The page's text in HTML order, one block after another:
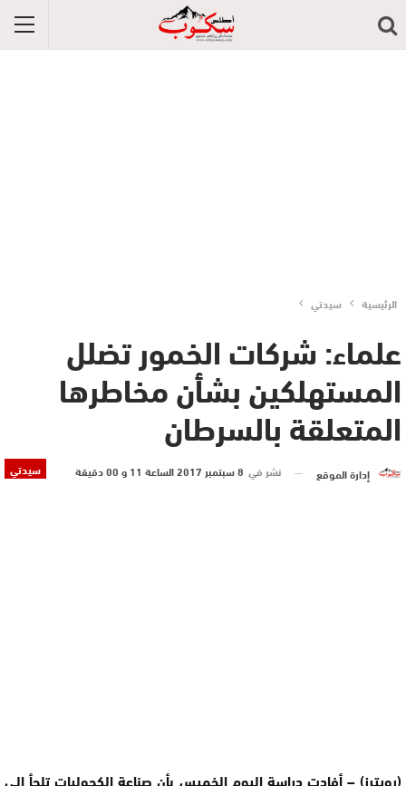
الرئيسية سيدتي
علماء: شركات الخمور تضلل
المستهلكين بشأن مخاطرها
المتعلقة بالسرطان
سيدتي إدارة الموقع نشر في 8 سبتمبر 2017 الساعة 11 و 00 دقيقة
(رويترز) – أفادت دراسة اليوم الخميس بأن صناعة الكحوليات تلجأ إلى